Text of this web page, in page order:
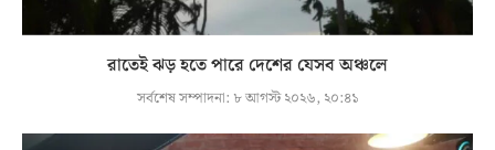
রাতেই ঝড় হতে পারে দেশের যেসব অঞ্চলে
সর্বশেষ সম্পাদনা: ৮ আগস্ট ২০২৬, ২০:৪১